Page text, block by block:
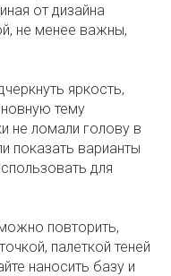
от дизайна
не менее важны,
яркость,
тему
не ломали голову в
показать варианты
для
повторить,
палеткой теней
наносить базу и